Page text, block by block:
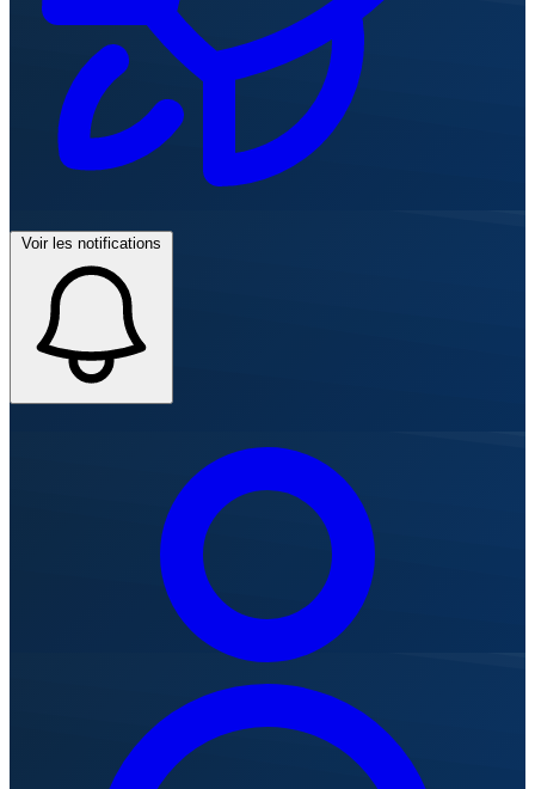
Voir les notifications